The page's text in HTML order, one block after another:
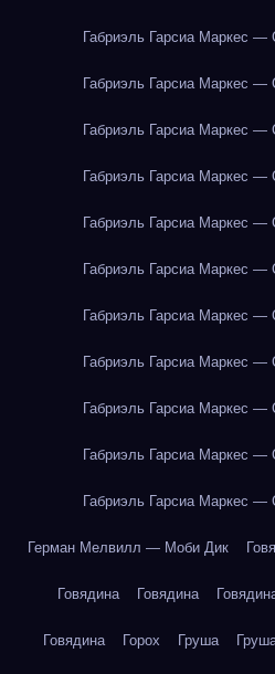
Габриэль Гарсиа Маркес —
Габриэль Гарсиа Маркес —
Габриэль Гарсиа Маркес —
Габриэль Гарсиа Маркес —
Габриэль Гарсиа Маркес —
Габриэль Гарсиа Маркес —
Габриэль Гарсиа Маркес —
Габриэль Гарсиа Маркес —
Габриэль Гарсиа Маркес —
Габриэль Гарсиа Маркес —
Габриэль Гарсиа Маркес —
Герман Мелвилл — Моби Дик
Говядина Говядина
Говядина Горох Груша